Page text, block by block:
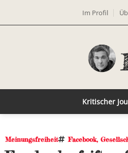
Im Profil
Kritischer
Meinungsfreiheit Facebook,